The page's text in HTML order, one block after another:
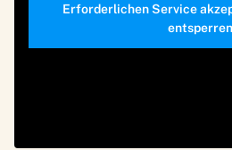
Erforderlichen Service
entsperren